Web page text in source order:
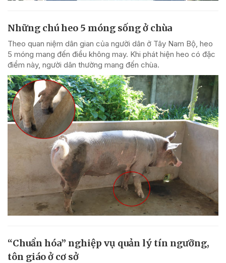
Những chú heo 5 móng sống ở chùa
Theo quan niệm dân gian của người dân ở Tây Nam Bộ, heo
5 móng mang đến điều không may. Khi phát hiện heo có đặc
điểm này, người dân thường mang đến chùa.
“Chuẩn hóa” nghiệp vụ quản lý tín ngưỡng,
tôn giáo ở cơ sở